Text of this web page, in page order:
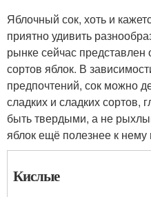
Яблочный сок, хоть и
приятно удивить
рынке сейчас
сортов яблок. В
предпочтений, сок можно
сладких и сладких
быть твердыми, а не
яблок ещё полезнее к
Кислые